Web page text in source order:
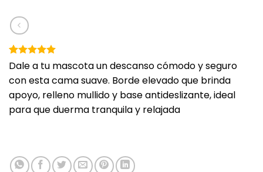
Valorado
en base a
1
valoración
de un
cliente
Dale a tu mascota un descanso cómodo y seguro
con esta cama suave. Borde elevado que brinda
apoyo, relleno mullido y base antideslizante, ideal
para que duerma tranquila y relajada